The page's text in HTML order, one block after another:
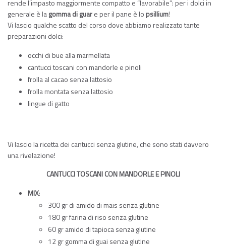
rende l’impasto maggiormente compatto e “lavorabile”: per i dolci in
generale è lagomma di guare per il pane è lo psillium!
Vi lascio qualche scatto del corso dove abbiamo realizzato tante
preparazioni dolci:
occhi di bue alla marmellata
cantucci toscani con mandorle e pinoli
frolla al cacao senza lattosio
frolla montata senza lattosio
lingue di gatto
Vi lascio la ricetta dei cantucci senza glutine, che sono stati davvero
una rivelazione!
CANTUCCI TOSCANI CON MANDORLE E PINOLI
MIX:
300 gr di amido di mais senza glutine
180 gr farina di riso senza glutine
60 gr amido di tapioca senza glutine
12 gr gomma di guai senza glutine